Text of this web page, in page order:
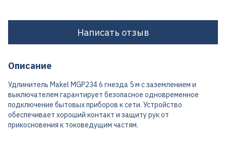
Написать отзыв
Описание
Удлинитель Makel MGP234 6 гнезда 5 м с заземлением и
выключателем гарантирует безопасное одновременное
подключение бытовых приборов к сети. Устройство
обеспечивает хороший контакт и защиту рук от
прикосновения к токоведущим частям.